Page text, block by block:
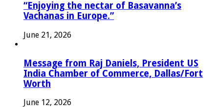
“Enjoying the nectar of Basavanna’s
Vachanas in Europe.”
June 21, 2026
Message from Raj Daniels, President US
India Chamber of Commerce, Dallas/Fort
Worth
June 12, 2026